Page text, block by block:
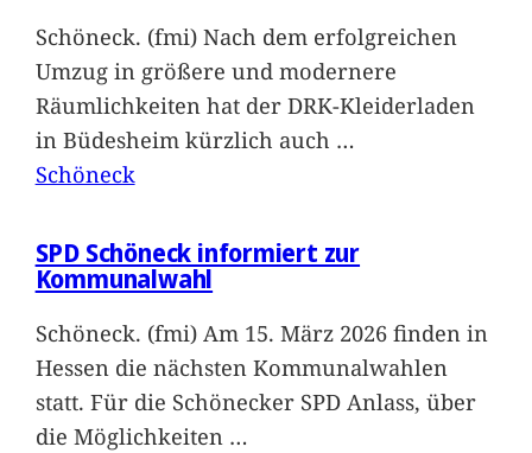
Schöneck. (fmi) Nach dem erfolgreichen
Umzug in größere und modernere
Räumlichkeiten hat der DRK-Kleiderladen
in Büdesheim kürzlich auch …
Schöneck
SPD Schöneck informiert zur
Kommunalwahl
Schöneck. (fmi) Am 15. März 2026 finden in
Hessen die nächsten Kommunalwahlen
statt. Für die Schönecker SPD Anlass, über
die Möglichkeiten …